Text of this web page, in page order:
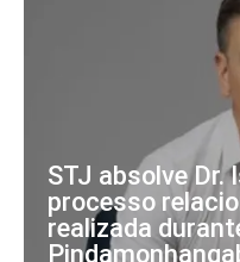
STJ absolve Dr.
processo
realizada